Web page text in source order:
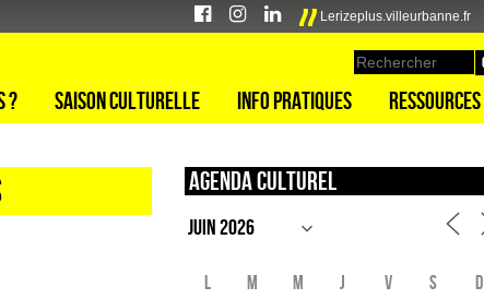
Lerizeplus.villeurbanne.fr
? Saison culturelle Info pratiques Ressources
Agenda culturel
L M M J V S D